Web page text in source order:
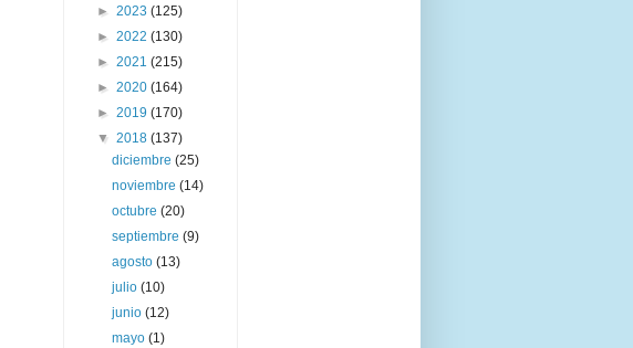
► 2023 (125)
► 2022 (130)
► 2021 (215)
► 2020 (164)
► 2019 (170)
▼ 2018 (137)
diciembre(25)
noviembre(14)
octubre(20)
septiembre(9)
agosto(13)
julio(10)
junio(12)
mayo(1)